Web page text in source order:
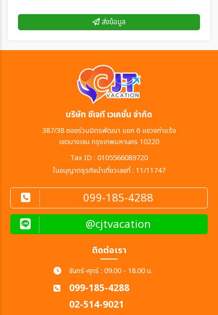
ส่งข้อมูล
บริษัท ซีเจที เวเคชั่น จำกัด
387/38 ซอยร่วมมิตรพัฒนา แยก 6 แขวงท่าแร้ง
เขตบางเขน กรุงเทพมหานคร 10220
Tax ID : 0105566089720
ใบอนุญาตธุรกิจนำเที่ยวเลขที่ : 11/11747
099-185-4288
@cjtvacation
ติดต่อเรา
จันทร์-ศุกร์ : 09.00 - 18.00 น.
099-185-4288
02-514-9021